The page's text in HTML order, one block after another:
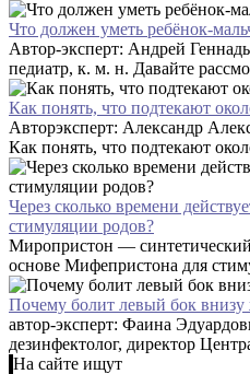
Что должен уметь ребёнок-
Автор-эксперт: Андрей
педиатр, к. м. н. Давайте
Как понять, что подтекают
Авторэксперт: Александр
Как понять, что подтекают
Через сколько времени
стимуляции родов?
Миропристон —
основе Мифепристона для
Почему болит левый бок внизу
автор-эксперт: Фаина
дезинфектолог, директор
На сайте ищут